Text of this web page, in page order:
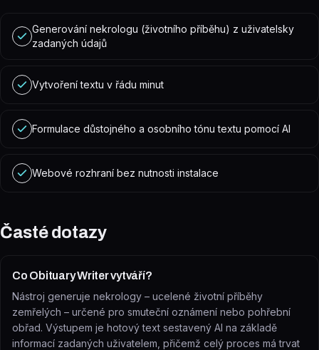
Generování nekrologu (životního příběhu) z uživatelsky
zadaných údajů
Vytvoření textu v řádu minut
Formulace důstojného a osobního tónu textu pomocí AI
Webové rozhraní bez nutnosti instalace
Časté dotazy
Co Obituary Writer vytváří?
Nástroj generuje nekrology – ucelené životní příběhy
zemřelých – určené pro smuteční oznámení nebo pohřební
obřad. Výstupem je hotový text sestavený AI na základě
informací zadaných uživatelem, přičemž celý proces má trvat